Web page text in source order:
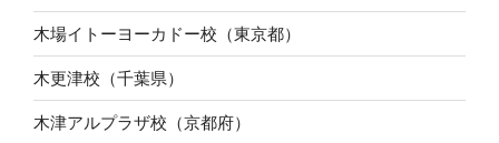
木場イトーヨーカドー校（東京都）
木更津校（千葉県）
木津アルプラザ校（京都府）